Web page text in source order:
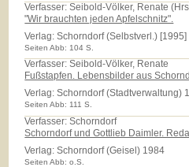
Verfasser: Seibold-Völker, Renate
"Wir brauchten jeden Apfelschnitz".
Verlag:Schorndorf (Selbstverl.) [1995]
Seiten Abb: 104 S.
Verfasser: Seibold-Völker, Renate
Fußstapfen. Lebensbilder aus
Verlag:Schorndorf (Stadtverwaltung)
Seiten Abb: 111 S.
Verfasser: Schorndorf
Schorndorf und Gottlieb Daimler.
Verlag:Schorndorf (Geisel) 1984
Seiten Abb: o.S.